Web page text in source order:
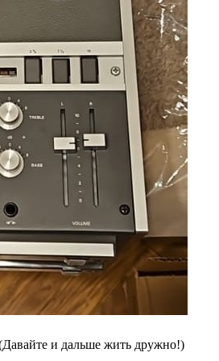
и дальше жить дружно!)